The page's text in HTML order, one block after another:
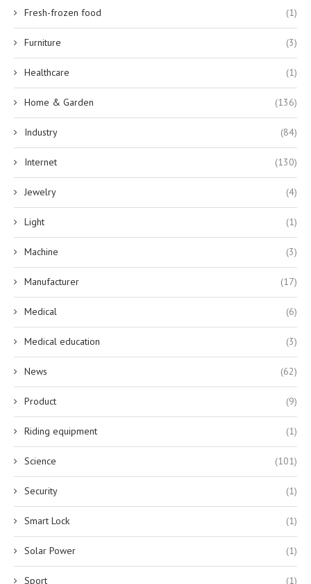
Fresh-frozen food (1)
Furniture (3)
Healthcare (1)
Home & Garden (136)
Industry (84)
Internet (130)
Jewelry (4)
Light (1)
Machine (3)
Manufacturer (17)
Medical (6)
Medical education (3)
News (62)
Product (9)
Riding equipment (1)
Science (101)
Security (1)
Smart Lock (1)
Solar Power (1)
Sport (1)